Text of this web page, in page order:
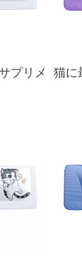
プリメ
猫に